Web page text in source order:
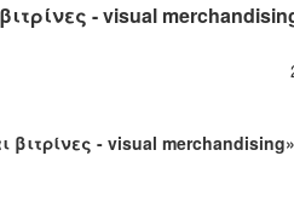
- visual
- visual merchandising»